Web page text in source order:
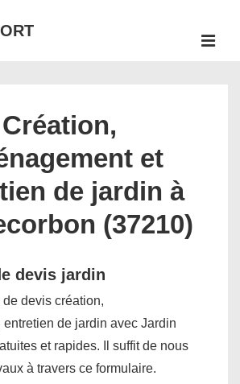
Création,
et
de jardin à
(37210)
devis jardin
de devis création,
entretien de jardin avec Jardin
et rapides. Il suffit de nous
à travers ce formulaire.